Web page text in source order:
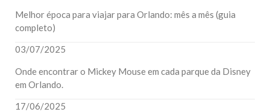
Melhor época para viajar para Orlando: mês a mês (guia
completo)
03/07/2025
Onde encontrar o Mickey Mouse em cada parque da Disney
em Orlando.
17/06/2025